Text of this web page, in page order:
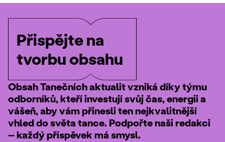
Přispějte na
tvorbu obsahu
Obsah Tanečních aktualit vzniká díky týmu
odborníků, kteří investují svůj čas, energii a
vášeň, aby vám přinesli ten nejkvalitnější
vhled do světa tance. Podpořte naši redakci
– každý příspěvek má smysl.